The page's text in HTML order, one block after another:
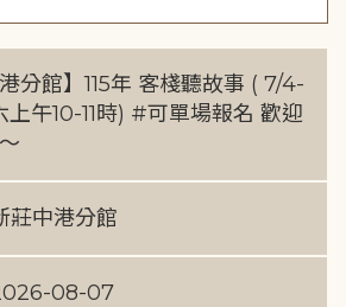
港分館】115年 客棧聽故事 ( 7/4-
午10-11時) #可單場報名 歡迎
莊中港分館
08-07